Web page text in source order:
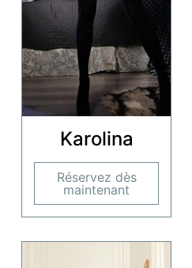
Karolina
Réservez dès
maintenant